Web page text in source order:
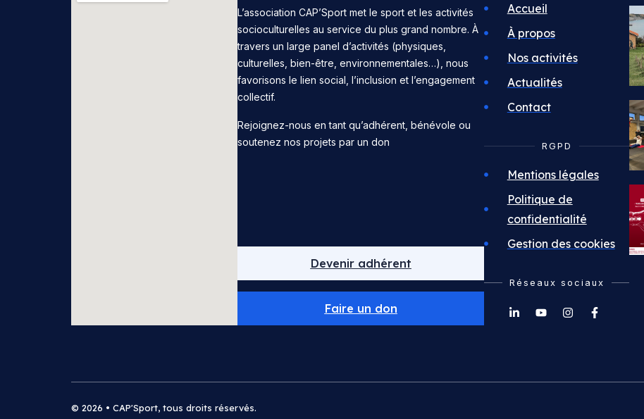
L’association CAP’Sport met le sport et les activités
socioculturelles au service du plus grand nombre. À
travers un large panel d’activités (physiques,
culturelles, bien-être, environnementales…), nous
favorisons le lien social, l’inclusion et l’engagement
collectif.
Rejoignez-nous en tant qu’adhérent, bénévole ou
soutenez nos projets par un don
Devenir adhérent
Faire un don
Accueil
À propos
Nos activités
Actualités
Contact
RGPD
Mentions légales
Politique de
confidentialité
Gestion des cookies
Réseaux sociaux
© 2026 • CAP'Sport, tous droits réservés.